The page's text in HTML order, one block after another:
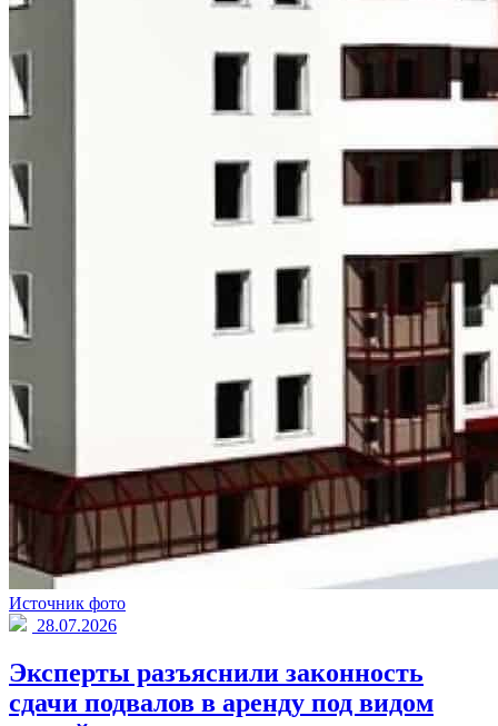
Источник фото
28.07.2026
Эксперты разъяснили законность
сдачи подвалов в аренду под видом